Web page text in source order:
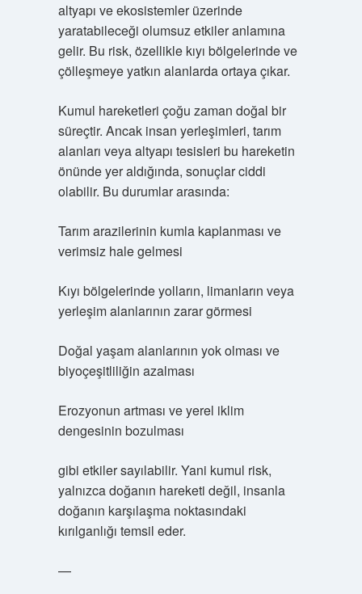
altyapı ve ekosistemler üzerinde
yaratabileceği olumsuz etkiler anlamına
gelir. Bu risk, özellikle kıyı bölgelerinde ve
çölleşmeye yatkın alanlarda ortaya çıkar.
Kumul hareketleri çoğu zaman doğal bir
süreçtir. Ancak insan yerleşimleri, tarım
alanları veya altyapı tesisleri bu hareketin
önünde yer aldığında, sonuçlar ciddi
olabilir. Bu durumlar arasında:
Tarım arazilerinin kumla kaplanması ve
verimsiz hale gelmesi
Kıyı bölgelerinde yolların, limanların veya
yerleşim alanlarının zarar görmesi
Doğal yaşam alanlarının yok olması ve
biyoçeşitliliğin azalması
Erozyonun artması ve yerel iklim
dengesinin bozulması
gibi etkiler sayılabilir. Yani kumul risk,
yalnızca doğanın hareketi değil, insanla
doğanın karşılaşma noktasındaki
kırılganlığı temsil eder.
—